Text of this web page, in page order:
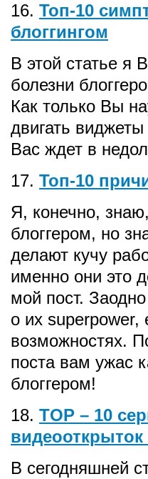
16. Топ-10
блоггингом
В этой статье я
болезни
Как только Вы
двигать
Вас ждет в
17. Топ-10
Я, конечно,
блоггером, но
делают кучу
именно они это
мой пост.
о их superpower,
возможностях.
поста вам ужас
блоггером!
18. TOP – 10
В сегодняшней